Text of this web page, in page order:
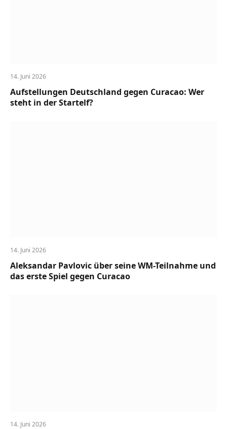
14. Juni 2026
Aufstellungen Deutschland gegen Curacao: Wer
steht in der Startelf?
14. Juni 2026
Aleksandar Pavlovic über seine WM-Teilnahme und
das erste Spiel gegen Curacao
14. Juni 2026